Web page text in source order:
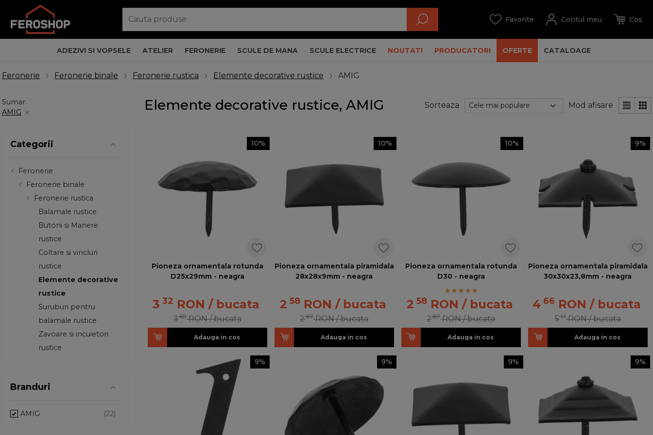
ADEZIVI SI VOPSELE ATELIER FERONERIE SCULE DE MANA SCULE ELECTRICE NOUTATI PRODUCATORI OFERTE CATALOAGE
Feronerie Feronerie binale Feronerie rustica Elemente decorative rustice AMIG
Sumar
AMIG
Categorii
Feronerie
Feronerie binale
Feronerie rustica
Balamale rustice
Butoni si Manere
rustice
Coltare si vincluri
rustice
Elemente decorative
rustice
Suruburi pentru
balamale rustice
Zavoare si incuietori
rustice
Branduri
AMIG
Elemente decorative rustice, AMIG Sorteaza Mod afisare
10%
Pioneza ornamentala rotunda
D25x29mm - neagra
3 32 RON / bucata
369 RON / bucata
Adauga in cos
10%
Pioneza ornamentala piramidala
28x28x9mm - neagra
2 58 RON / bucata
287 RON / bucata
Adauga in cos
10%
Pioneza ornamentala rotunda
D30 - neagra
2 58 RON / bucata
287 RON / bucata
Adauga in cos
9%
Pioneza ornamentala piramidala
30x30x23,8mm - neagra
4 66 RON / bucata
517 RON / bucata
Adauga in cos
9% 9% 9% 9%